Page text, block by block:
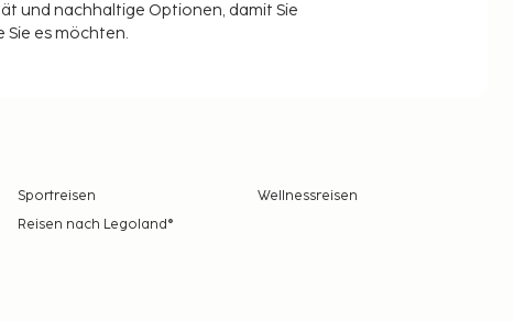
und nachhaltige Optionen, damit Sie
Sie es möchten.
Sportreisen
Wellnessreisen
Reisen nach Legoland®